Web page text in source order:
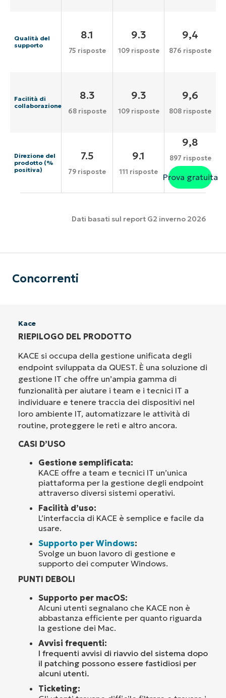
Qualità del
supporto
8.1
75 risposte
9.3
109 risposte
9,4
876 risposte
Facilità di
collaborazione
8.3
68 risposte
9.3
109 risposte
9,6
808 risposte
Direzione del
prodotto (%
positiva)
7.5
79 risposte
9.1
111 risposte
9,8
897 risposte
Prova gratuita
Dati basati sul report G2 inverno 2026
Concorrenti
Kace
RIEPILOGO DEL PRODOTTO
KACE si occupa della gestione unificata degli
endpoint sviluppata da QUEST. È una soluzione di
gestione IT che offre un’ampia gamma di
funzionalità per aiutare i team e i tecnici IT a
individuare e tenere traccia dei dispositivi nel
loro ambiente IT, automatizzare le attività di
routine, proteggere le reti e altro ancora.
CASI D’USO
Gestione semplificata:
KACE offre a team e tecnici IT un’unica
piattaforma per la gestione degli endpoint
attraverso diversi sistemi operativi.
Facilità d’uso:
L’interfaccia di KACE è semplice e facile da
usare.
Supporto per Windows:
Svolge un buon lavoro di gestione e
supporto dei computer Windows.
PUNTI DEBOLI
Supporto per macOS:
Alcuni utenti segnalano che KACE non è
abbastanza efficiente per quanto riguarda
la gestione dei Mac.
Avvisi frequenti:
I frequenti avvisi di riavvio del sistema dopo
il patching possono essere fastidiosi per
alcuni utenti.
Ticketing: